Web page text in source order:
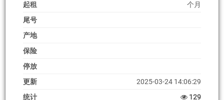
起租
个月
尾号
产地
保险
停放
更新
2025-03-24 14:06:29
统计
129